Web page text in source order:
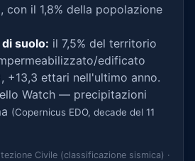
con il 1,8% della popolazione
suolo: il 7,5% del territorio
edificato
+13,3 ettari nell'ultimo anno.
Watch — precipitazioni
(Copernicus EDO, decade del 11
Civile (classificazione sismica) ·